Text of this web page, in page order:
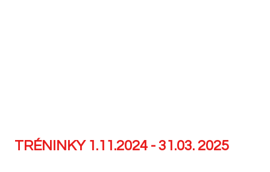
TRÉNINKY 1.11.2024 - 31.03. 2025